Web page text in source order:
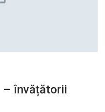
– învățătorii